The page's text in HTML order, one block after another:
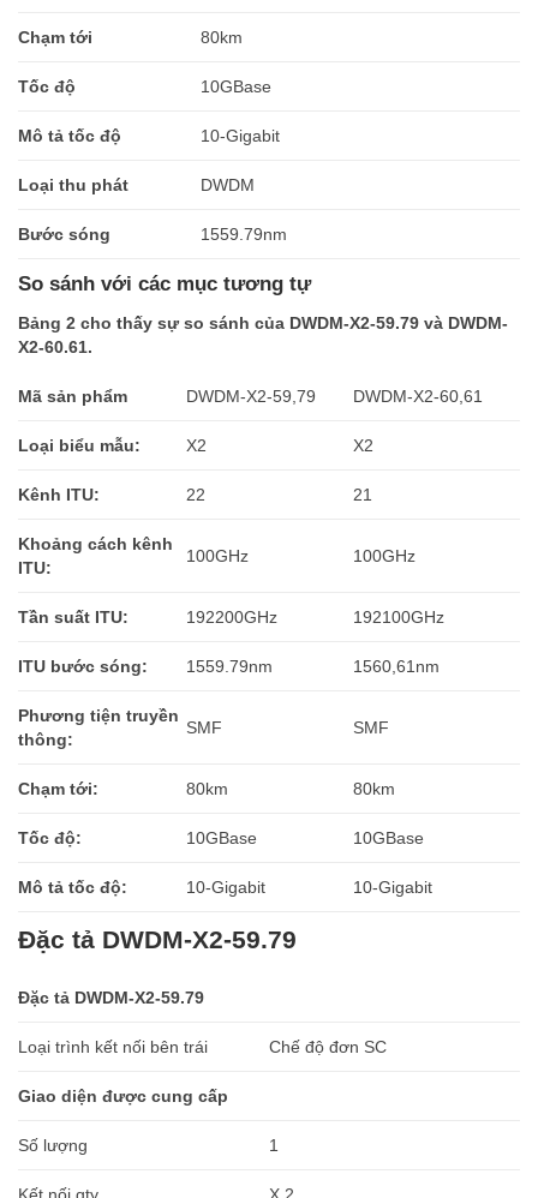
Chạm tới 80km
Tốc độ 10GBase
Mô tả tốc độ 10-Gigabit
Loại thu phát DWDM
Bước sóng 1559.79nm
So sánh với các mục tương tự
Bảng 2 cho thấy sự so sánh của DWDM-X2-59.79 và DWDM-
X2-60.61.
Mã sản phẩm DWDM-X2-59,79 DWDM-X2-60,61
Loại biểu mẫu: X2 X2
Kênh ITU: 22 21
Khoảng cách kênh
ITU:
100GHz 100GHz
Tần suất ITU: 192200GHz 192100GHz
ITU bước sóng: 1559.79nm 1560,61nm
Phương tiện truyền
thông:
SMF SMF
Chạm tới: 80km 80km
Tốc độ: 10GBase 10GBase
Mô tả tốc độ: 10-Gigabit 10-Gigabit
Đặc tả DWDM-X2-59.79
Đặc tả DWDM-X2-59.79
Loại trình kết nối bên trái Chế độ đơn SC
Giao diện được cung cấp
Số lượng 1